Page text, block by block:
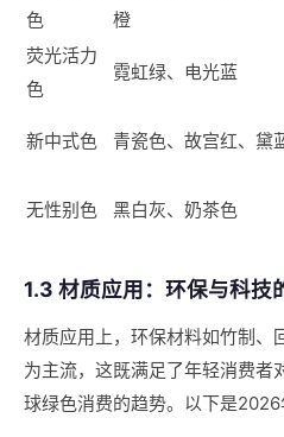
色
橙
荧光活力
色
霓虹绿、电光蓝
新中式色 青瓷色、故宫红、黛
无性别色 黑白灰、奶茶色
1.3 材质应用：环保与科技
材质应用上，环保材料如竹制、
为主流，这既满足了年轻消费者
球绿色消费的趋势。以下是2026